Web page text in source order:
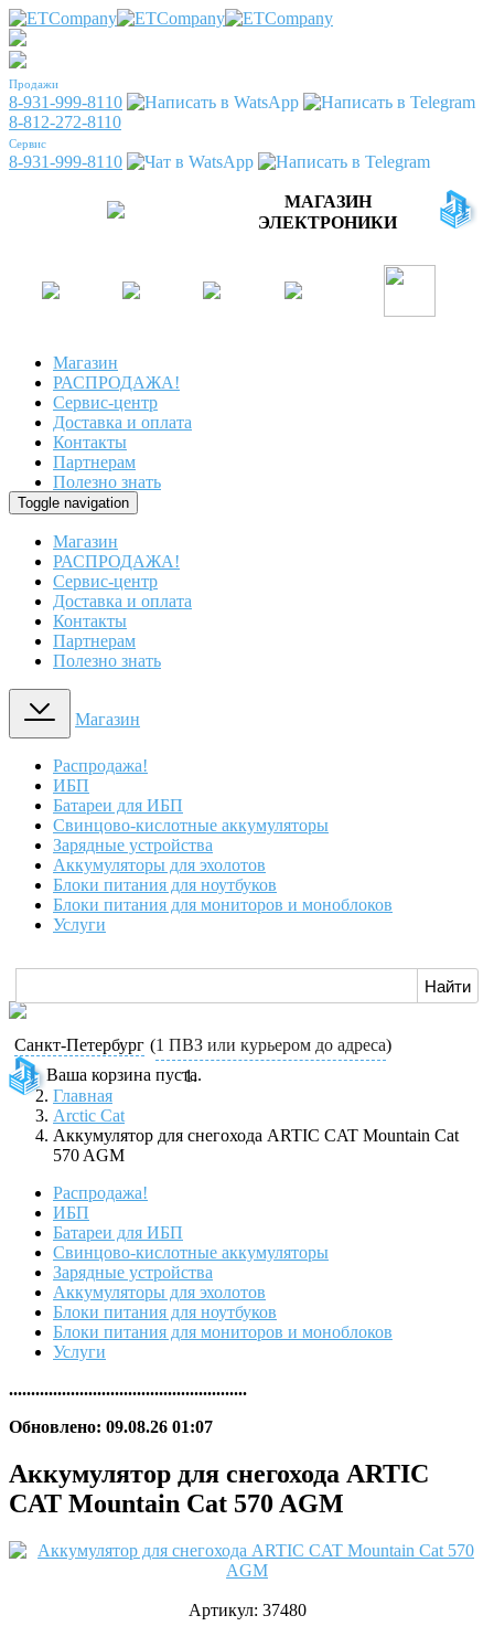
Продажи
8-931-999-8110
8-812-272-8110
Сервис
8-931-999-8110
МАГАЗИН
ЭЛЕКТРОНИКИ
Магазин
РАСПРОДАЖА!
Сервис-центр
Доставка и оплата
Контакты
Партнерам
Полезно знать
Toggle navigation
Магазин
РАСПРОДАЖА!
Сервис-центр
Доставка и оплата
Контакты
Партнерам
Полезно знать
Магазин
Распродажа!
ИБП
Батареи для ИБП
Свинцово-кислотные аккумуляторы
Зарядные устройства
Аккумуляторы для эхолотов
Блоки питания для ноутбуков
Блоки питания для мониторов и моноблоков
Услуги
Санкт-Петербург (1 ПВЗ или курьером до адреса)
Ваша корзина пуста.
Главная
Arctic Cat
Аккумулятор для снегохода ARTIC CAT Mountain Cat
570 AGM
Распродажа!
ИБП
Батареи для ИБП
Свинцово-кислотные аккумуляторы
Зарядные устройства
Аккумуляторы для эхолотов
Блоки питания для ноутбуков
Блоки питания для мониторов и моноблоков
Услуги
......................................................
Обновлено: 09.08.26 01:07
Аккумулятор для снегохода ARTIC
CAT Mountain Cat 570 AGM
Артикул: 37480